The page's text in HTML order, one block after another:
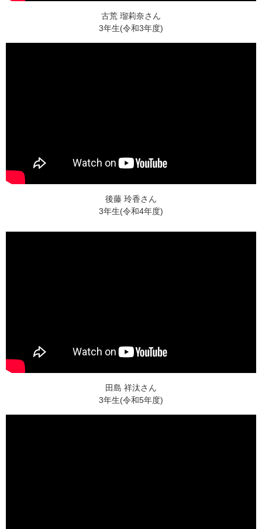
古荒 瑠莉奈さん
3年生(令和3年度)
後藤 玲香さん
3年生(令和4年度)
田島 祥汰さん
3年生(令和5年度)